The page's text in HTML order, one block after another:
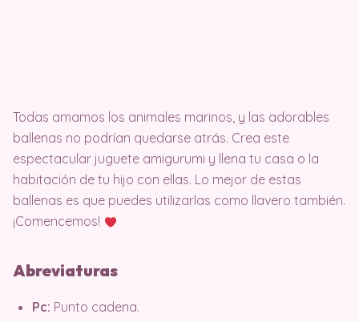
Todas amamos los animales marinos, y las adorables
ballenas no podrían quedarse atrás. Crea este
espectacular juguete amigurumi y llena tu casa o la
habitación de tu hijo con ellas. Lo mejor de estas
ballenas es que puedes utilizarlas como llavero también.
¡Comencemos!
Abreviaturas
Pc: Punto cadena.